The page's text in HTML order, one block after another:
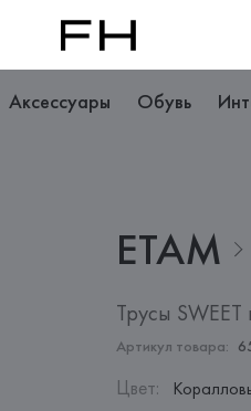
Аксессуары Обувь
ETAM
Трусы
Артикул товара:
Цвет: